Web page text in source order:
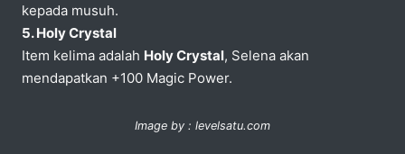
kepada musuh.
5. Holy Crystal
Item kelima adalah Holy Crystal, Selena akan
mendapatkan +100 Magic Power.
Image by : levelsatu.com